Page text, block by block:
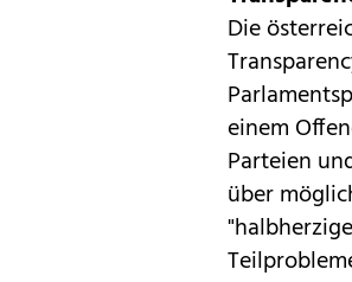
Die
einem
Parteien
über